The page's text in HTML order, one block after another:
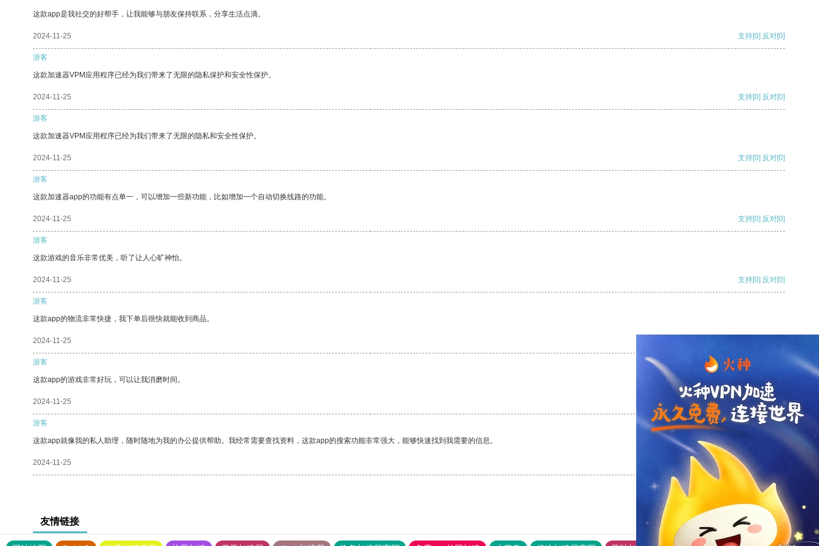
这款app是我社交的好帮手，让我能够与朋友保持联系，分享生活点滴。
2024-11-25 支持[0] 反对[0]
游客
这款加速器VPM应用程序已经为我们带来了无限的隐私保护和安全性保护。
2024-11-25 支持[0] 反对[0]
游客
这款加速器VPM应用程序已经为我们带来了无限的隐私和安全性保护。
2024-11-25 支持[0] 反对[0]
游客
这款加速器app的功能有点单一，可以增加一些新功能，比如增加一个自动切换线路的功能。
2024-11-25 支持[0] 反对[0]
游客
这款游戏的音乐非常优美，听了让人心旷神怡。
2024-11-25 支持[0] 反对[0]
游客
这款app的物流非常快捷，我下单后很快就能收到商品。
2024-11-25
游客
这款app的游戏非常好玩，可以让我消磨时间。
2024-11-25 支持 [0] 反对 [0]
游客
这款app就像我的私人助理，随时随地为我的办公提供帮助。我经常需要查找资料，这款app的搜索功能非常强大，能够快速找到我需要的信息。
2024-11-25 支持
友情链接